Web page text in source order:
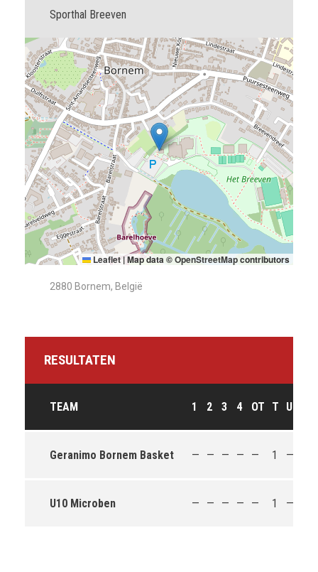
Sporthal Breeven
Leaflet|Map data ©OpenStreetMapcontributors
2880 Bornem, België
RESULTATEN
TEAM 1 2 3 4 OT T
Geranimo Bornem Basket — — — — — 1 —
U10 Microben — — — — — 1 —